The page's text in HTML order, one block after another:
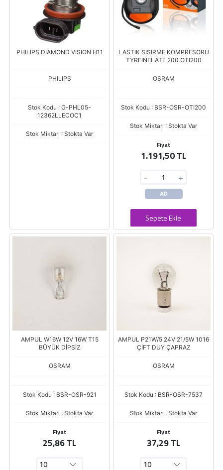
PHILIPS DIAMOND VISION H11
PHILIPS
Stok Kodu : G-PHL05-
12362LLECOC1
Stok Miktarı : Stokta Var
LASTIK SISIRME KOMPRESORU
TYREINFLATE 200 OTI200
OSRAM
Stok Kodu : BSR-OSR-OTI200
Stok Miktarı : Stokta Var
Fiyat
1.191,50 TL
- +
AD
Sepete Ekle
AMPUL W16W 12V 16W T15
BÜYÜK DİPSİZ
OSRAM
Stok Kodu : BSR-OSR-921
Stok Miktarı : Stokta Var
Fiyat
25,86 TL
AMPUL P21W/5 24V 21/5W 1016
ÇİFT DUY ÇAPRAZ
OSRAM
Stok Kodu : BSR-OSR-7537
Stok Miktarı : Stokta Var
Fiyat
37,29 TL